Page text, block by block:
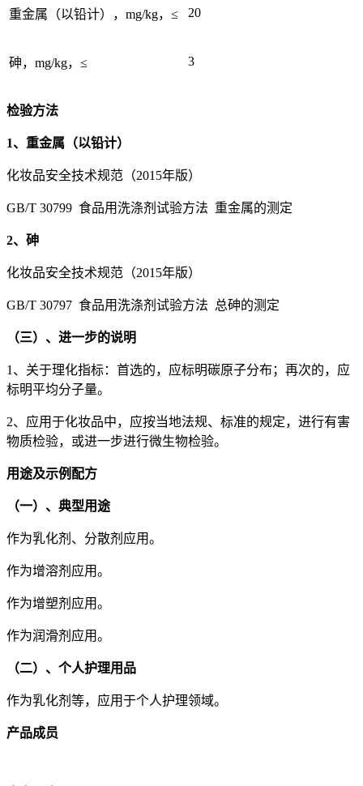
重金属（以铅计），mg/kg，≤ 20
砷，mg/kg，≤ 3
检验方法
1、重金属（以铅计）
化妆品安全技术规范（2015年版）
GB/T 30799 食品用洗涤剂试验方法 重金属的测定
2、砷
化妆品安全技术规范（2015年版）
GB/T 30797 食品用洗涤剂试验方法 总砷的测定
（三）、进一步的说明
1、关于理化指标：首选的，应标明碳原子分布；再次的，应
标明平均分子量。
2、应用于化妆品中，应按当地法规、标准的规定，进行有害
物质检验，或进一步进行微生物检验。
用途及示例配方
（一）、典型用途
作为乳化剂、分散剂应用。
作为增溶剂应用。
作为增塑剂应用。
作为润滑剂应用。
（二）、个人护理用品
作为乳化剂等，应用于个人护理领域。
产品成员